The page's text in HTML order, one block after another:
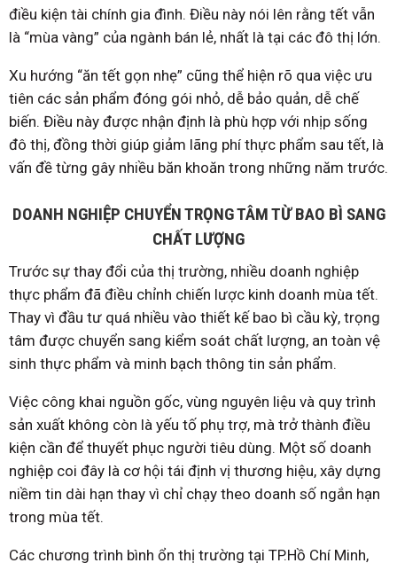
điều kiện tài chính gia đình. Điều này nói lên rằng tết vẫn
là “mùa vàng” của ngành bán lẻ, nhất là tại các đô thị lớn.
Xu hướng “ăn tết gọn nhẹ” cũng thể hiện rõ qua việc ưu
tiên các sản phẩm đóng gói nhỏ, dễ bảo quản, dễ chế
biến. Điều này được nhận định là phù hợp với nhịp sống
đô thị, đồng thời giúp giảm lãng phí thực phẩm sau tết, là
vấn đề từng gây nhiều băn khoăn trong những năm trước.
DOANH NGHIỆP CHUYỂN TRỌNG TÂM TỪ BAO BÌ SANG
CHẤT LƯỢNG
Trước sự thay đổi của thị trường, nhiều doanh nghiệp
thực phẩm đã điều chỉnh chiến lược kinh doanh mùa tết.
Thay vì đầu tư quá nhiều vào thiết kế bao bì cầu kỳ, trọng
tâm được chuyển sang kiểm soát chất lượng, an toàn vệ
sinh thực phẩm và minh bạch thông tin sản phẩm.
Việc công khai nguồn gốc, vùng nguyên liệu và quy trình
sản xuất không còn là yếu tố phụ trợ, mà trở thành điều
kiện cần để thuyết phục người tiêu dùng. Một số doanh
nghiệp coi đây là cơ hội tái định vị thương hiệu, xây dựng
niềm tin dài hạn thay vì chỉ chạy theo doanh số ngắn hạn
trong mùa tết.
Các chương trình bình ổn thị trường tại TP.Hồ Chí Minh,